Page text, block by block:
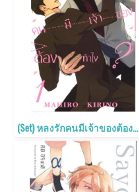
(Set) หลงรักคนมีเจ้าของต้องทำไง เล่ม 1-3 (3 เล่มจบ)